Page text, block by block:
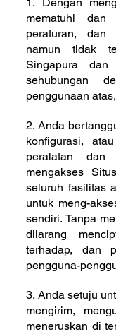
1. Dengan
mematuhi dan
peraturan, dan
namun tidak
Singapura
sehubungan
penggunaan
2. Anda
konfigurasi,
peralatan dan
mengakses
seluruh fasilitas
untuk meng-
sendiri. Tanpa
dilarang
terhadap, dan
pengguna-
3. Anda setuju
mengirim,
meneruskan di